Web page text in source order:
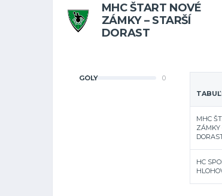
MHC ŠTART NOVÉ
ZÁMKY – STARŠÍ
DORAST
MHC
ZÁMKY
HC
GÓLY 0